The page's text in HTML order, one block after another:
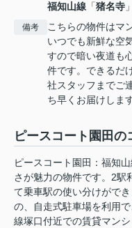
福知山線 「猪名寺
備考
こちらの物件はマ
いつでも新鮮な空
すので暗い夜道も
件です。できるだ
社スタッフまでご
ち早くお届けします
ピースコート園田
ピースコート園田：福知
さが魅力の物件です。2駅
て乗車駅の使い分けがで
の、自走式駐車場を利用
線塚口付近での賃貸マン